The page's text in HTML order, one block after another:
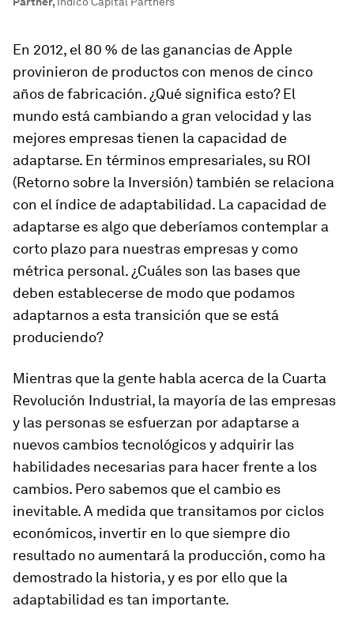
En 2012, el 80 % de las ganancias de Apple
provinieron de productos con menos de cinco
años de fabricación. ¿Qué significa esto? El
mundo está cambiando a gran velocidad y las
mejores empresas tienen la capacidad de
adaptarse. En términos empresariales, su ROI
(Retorno sobre la Inversión) también se relaciona
con el índice de adaptabilidad. La capacidad de
adaptarse es algo que deberíamos contemplar a
corto plazo para nuestras empresas y como
métrica personal. ¿Cuáles son las bases que
deben establecerse de modo que podamos
adaptarnos a esta transición que se está
produciendo?
Mientras que la gente habla acerca de la Cuarta
Revolución Industrial, la mayoría de las empresas
y las personas se esfuerzan por adaptarse a
nuevos cambios tecnológicos y adquirir las
habilidades necesarias para hacer frente a los
cambios. Pero sabemos que el cambio es
inevitable. A medida que transitamos por ciclos
económicos, invertir en lo que siempre dio
resultado no aumentará la producción, como ha
demostrado la historia, y es por ello que la
adaptabilidad es tan importante.